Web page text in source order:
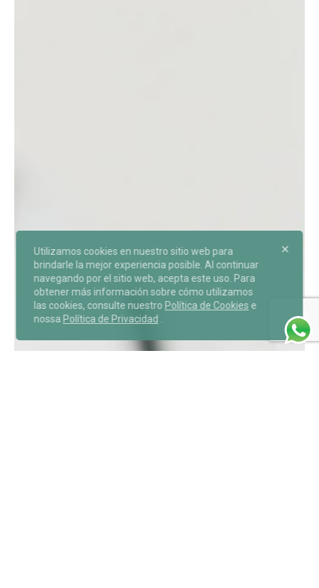
Utilizamos cookies en nuestro sitio web para
brindarle la mejor experiencia posible. Al continuar
navegando por el sitio web, acepta este uso. Para
obtener más información sobre cómo utilizamos
las cookies, consulte nuestro Política de Cookies e
nossa Política de Privacidad